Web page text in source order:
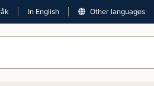
In English Other languages